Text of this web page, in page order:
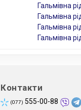
Гальмівна
Гальмівна
Гальмівна
Гальмівна
Контакти
(077) 555-00-88